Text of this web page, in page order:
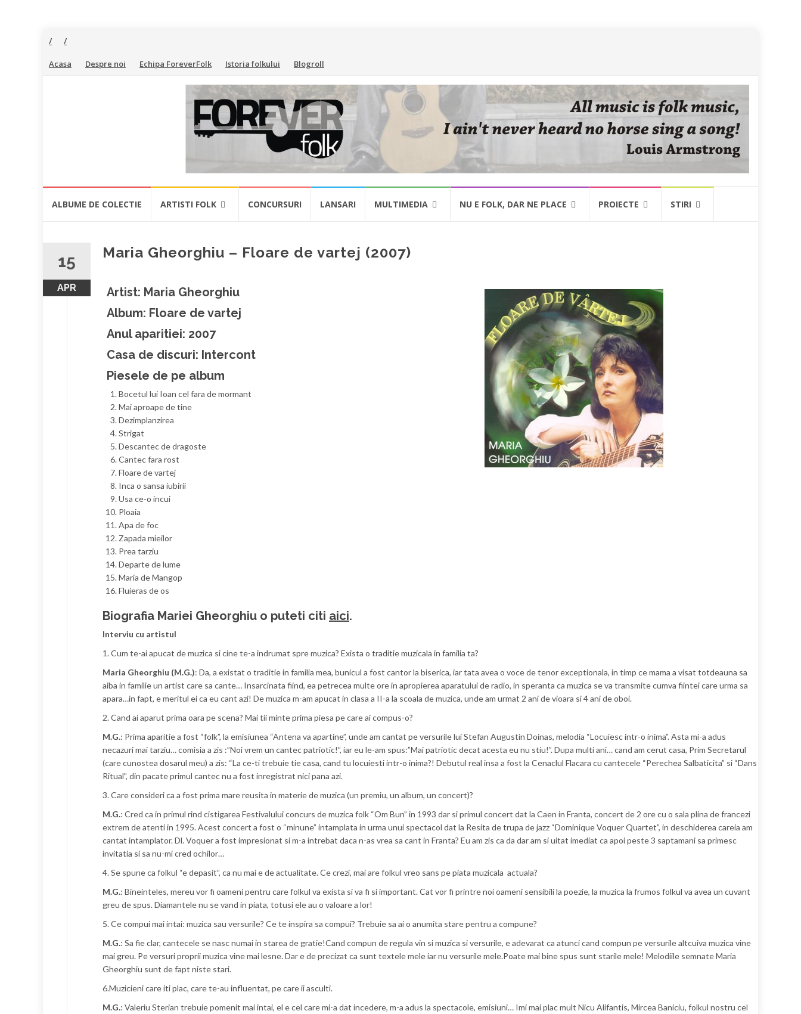
Skip
Acasa Despre noi Echipa ForeverFolk Istoria folkului Blogroll
ALBUME DE COLECTIE ARTISTI FOLK CONCURSURI LANSARI MULTIMEDIA NU E FOLK, DAR NE PLACE PROIECTE STIRI
15
APR
Maria Gheorghiu – Floare de vartej (2007)
Artist: Maria Gheorghiu
Album: Floare de vartej
Anul aparitiei: 2007
Casa de discuri: Intercont
Piesele de pe album
Bocetul lui Ioan cel fara de mormant
Mai aproape de tine
Dezimplanzirea
Strigat
Descantec de dragoste
Cantec fara rost
Floare de vartej
Inca o sansa iubirii
Usa ce-o incui
Ploaia
Apa de foc
Zapada mieilor
Prea tarziu
Departe de lume
Maria de Mangop
Fluieras de os
Biografia Mariei Gheorghiu o puteti citi aici.
Interviu cu artistul
1. Cum te-ai apucat de muzica si cine te-a indrumat spre muzica? Exista o traditie muzicala in familia ta?
Maria Gheorghiu (M.G.): Da, a existat o traditie in familia mea, bunicul a fost cantor la biserica, iar tata avea o voce de tenor exceptionala, in timp ce mama a visat totdeauna sa
aiba in familie un artist care sa cante… Insarcinata fiind, ea petrecea multe ore in apropierea aparatului de radio, in speranta ca muzica se va transmite cumva fiintei care urma sa
apara…in fapt, e meritul ei ca eu cant azi! De muzica m-am apucat in clasa a II-a la scoala de muzica, unde am urmat 2 ani de vioara si 4 ani de oboi.
2. Cand ai aparut prima oara pe scena? Mai tii minte prima piesa pe care ai compus-o?
M.G.: Prima aparitie a fost “folk”, la emisiunea “Antena va apartine”, unde am cantat pe versurile lui Stefan Augustin Doinas, melodia “Locuiesc intr-o inima”. Asta mi-a adus
necazuri mai tarziu… comisia a zis :”Noi vrem un cantec patriotic!”, iar eu le-am spus:”Mai patriotic decat acesta eu nu stiu!”. Dupa multi ani… cand am cerut casa, Prim Secretarul
(care cunostea dosarul meu) a zis: “La ce-ti trebuie tie casa, cand tu locuiesti intr-o inima?! Debutul real insa a fost la Cenaclul Flacara cu cantecele “Perechea Salbaticita” si “Dans
Ritual”, din pacate primul cantec nu a fost inregistrat nici pana azi.
3. Care consideri ca a fost prima mare reusita in materie de muzica (un premiu, un album, un concert)?
M.G.: Cred ca in primul rind cistigarea Festivalului concurs de muzica folk “Om Bun” in 1993 dar si primul concert dat la Caen in Franta, concert de 2 ore cu o sala plina de francezi
extrem de atenti in 1995. Acest concert a fost o “minune” intamplata in urma unui spectacol dat la Resita de trupa de jazz “Dominique Voquer Quartet”, in deschiderea careia am
cantat intamplator. Dl. Voquer a fost impresionat si m-a intrebat daca n-as vrea sa cant in Franta? Eu am zis ca da dar am si uitat imediat ca apoi peste 3 saptamani sa primesc
invitatia si sa nu-mi cred ochilor…
4. Se spune ca folkul “e depasit”, ca nu mai e de actualitate. Ce crezi, mai are folkul vreo sans pe piata muzicala actuala?
M.G.: Bineinteles, mereu vor fi oameni pentru care folkul va exista si va fi si important. Cat vor fi printre noi oameni sensibili la poezie, la muzica la frumos folkul va avea un cuvant
greu de spus. Diamantele nu se vand in piata, totusi ele au o valoare a lor!
5. Ce compui mai intai: muzica sau versurile? Ce te inspira sa compui? Trebuie sa ai o anumita stare pentru a compune?
M.G.: Sa fie clar, cantecele se nasc numai in starea de gratie!Cand compun de regula vin si muzica si versurile, e adevarat ca atunci cand compun pe versurile altcuiva muzica vine
mai greu. Pe versuri proprii muzica vine mai lesne. Dar e de precizat ca sunt textele mele iar nu versurile mele.Poate mai bine spus sunt starile mele! Melodiile semnate Maria
Gheorghiu sunt de fapt niste stari.
6.Muzicieni care iti plac, care te-au influentat, pe care ii asculti.
M.G.: Valeriu Sterian trebuie pomenit mai intai, el e cel care mi-a dat incedere, m-a adus la spectacole, emisiuni… Imi mai plac mult Nicu Alifantis, Mircea Baniciu, folkul nostru cel